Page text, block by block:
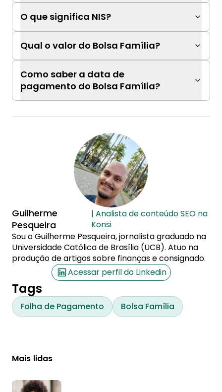
O que significa NIS?
Qual o valor do Bolsa Família?
Como saber a data de
pagamento do Bolsa Família?
Guilherme
Pesqueira
| Analista de conteúdo SEO na
Konsi
Sou o Guilherme Pesqueira, jornalista graduado na
Universidade Católica de Brasília (UCB). Atuo na
produção de artigos sobre finanças e consignado.
Acessar perfil do Linkedin
Tags
Folha de Pagamento Bolsa Família
Mais lidas